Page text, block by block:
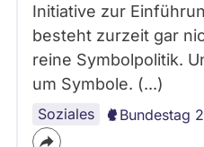
Initiative zur
besteht zurzeit gar
reine Symbolpolitik.
um Symbole. (...)
Soziales Bundestag